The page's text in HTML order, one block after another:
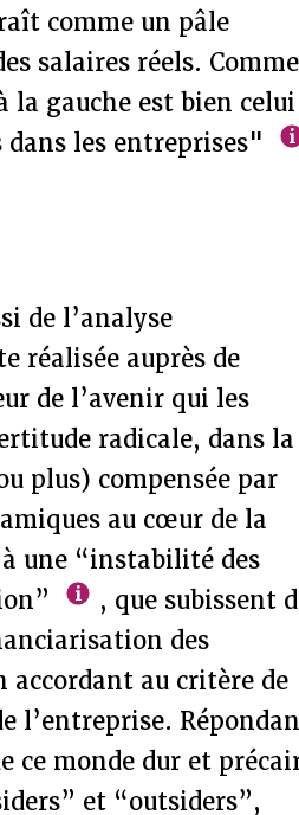
comme un pâle
salaires réels. Comme
gauche est bien celui
dans les entreprises"
de l’analyse
réalisée auprès de
de l’avenir qui les
radicale, dans la
plus) compensée par
au cœur de la
une “instabilité des
, que subissent
des
accordant au critère de
l’entreprise.
ce monde dur et
et “outsiders”,